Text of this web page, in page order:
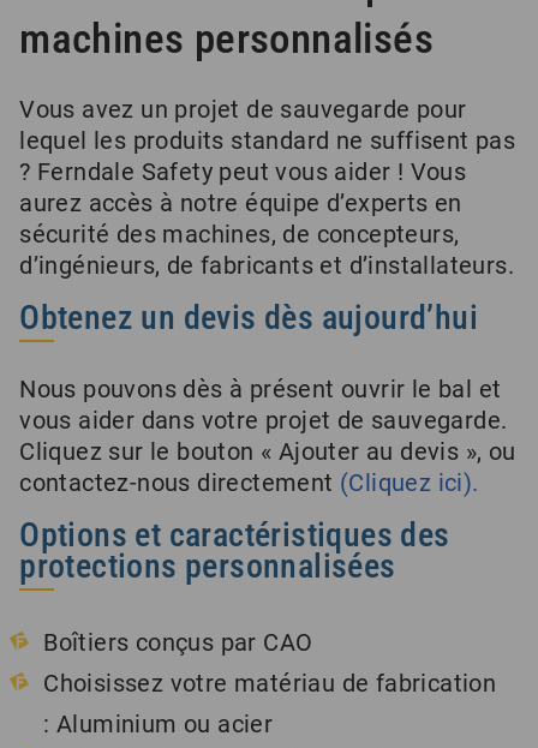
machines personnalisés
Vous avez un projet de sauvegarde pour
lequel les produits standard ne suffisent pas
? Ferndale Safety peut vous aider ! Vous
aurez accès à notre équipe d’experts en
sécurité des machines, de concepteurs,
d’ingénieurs, de fabricants et d’installateurs.
Obtenez un devis dès aujourd’hui
Nous pouvons dès à présent ouvrir le bal et
vous aider dans votre projet de sauvegarde.
Cliquez sur le bouton « Ajouter au devis », ou
contactez-nous directement (Cliquez ici).
Options et caractéristiques des
protections personnalisées
Boîtiers conçus par CAO
Choisissez votre matériau de fabrication
: Aluminium ou acier